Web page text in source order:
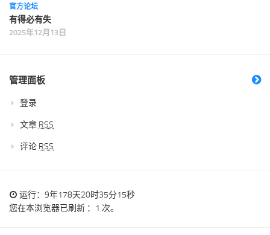
官方论坛
有得必有失
2025年12月13日
管理面板
登录
文章 RSS
评论 RSS
运行：9年178天20时35分15秒
您在本浏览器已刷新 ：1 次。